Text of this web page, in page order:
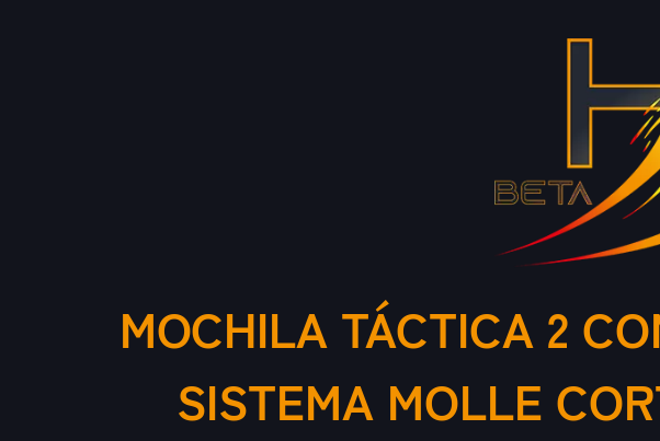
MOCHILA TÁCTICA 2
SISTEMA MOLLE